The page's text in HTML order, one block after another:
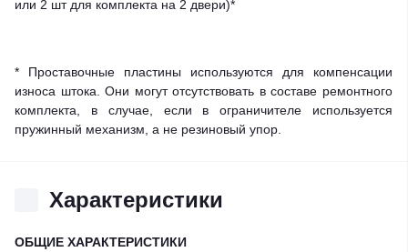
или 2 шт для комплекта на 2 двери)*
* Проставочные пластины используются для компенсации
износа штока. Они могут отсутствовать в составе ремонтного
комплекта, в случае, если в ограничителе используется
пружинный механизм, а не резиновый упор.
Характеристики
ОБЩИЕ ХАРАКТЕРИСТИКИ